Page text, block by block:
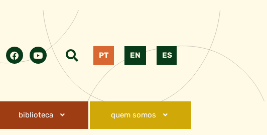
PT EN ES
biblioteca quem somos